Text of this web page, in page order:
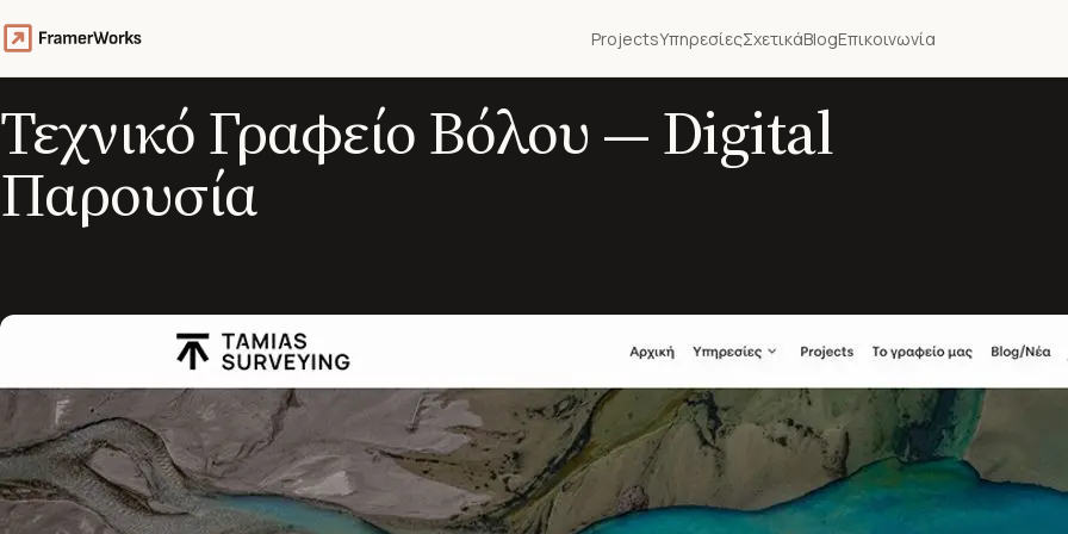
ProjectsΥπηρεσίεςΣχετικάBlogΕπικοινωνία
Τεχνικό Γραφείο Βόλου — Digital
Παρουσία